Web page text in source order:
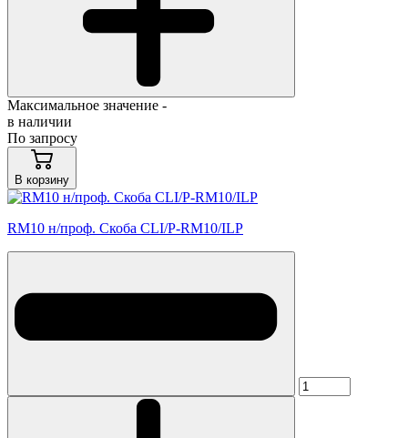
Максимальное значение -
в наличии
По запросу
В корзину
RM10 н/проф. Скоба CLI/P-RM10/ILP